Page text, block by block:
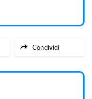
Condividi